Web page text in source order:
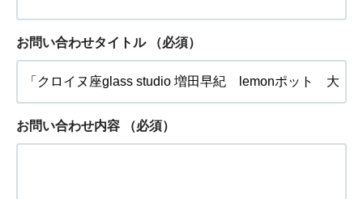
お問い合わせタイトル （必須）
お問い合わせ内容 （必須）